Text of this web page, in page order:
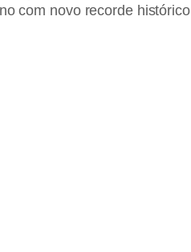
com novo recorde